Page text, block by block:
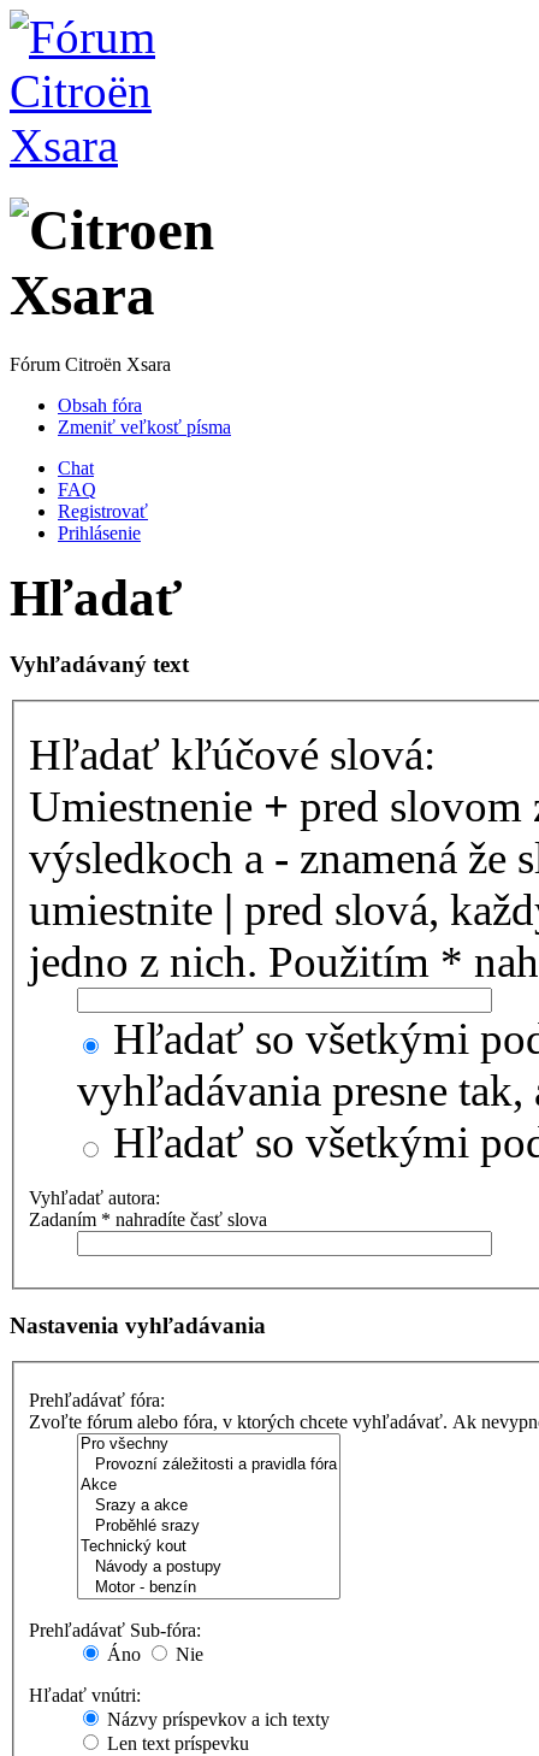
Fórum Citroën Xsara
Obsah fóra
Zmeniť veľkosť písma
Chat
FAQ
Registrovať
Prihlásenie
Hľadať
Vyhľadávaný text
Hľadať kľúčové slová:
Umiestnenie + pred slovom
výsledkoch a - znamená že
umiestnite | pred slová,
jedno z nich. Použitím *
Hľadať so všetkými
vyhľadávania presne tak,
Hľadať so všetkými
Vyhľadať autora:
Zadaním * nahradíte časť slova
Nastavenia vyhľadávania
Prehľadávať fóra:
Zvoľte fórum alebo fóra, v ktorých chcete vyhľadávať. Ak
Prehľadávať Sub-fóra:
Áno
Nie
Hľadať vnútri:
Názvy príspevkov a ich texty
Len text príspevku